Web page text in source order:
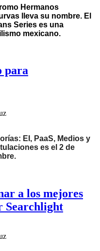
Hermanos
lleva su nombre. El
Series es una
mexicano.
para
EI, PaaS, Medios y
es el 2 de
a los mejores
Searchlight